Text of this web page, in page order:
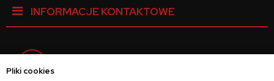
Pliki cookies
INFORMACJE KONTAKTOWE